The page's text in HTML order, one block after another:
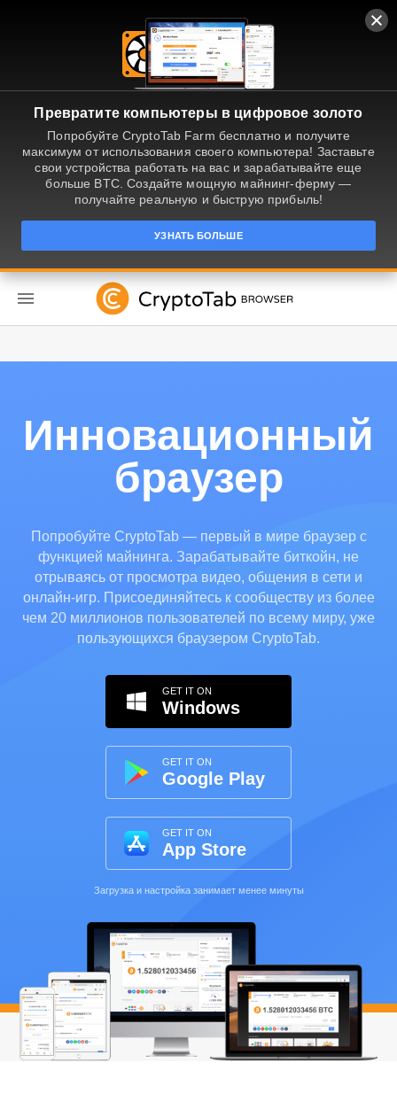
Превратите компьютеры в цифровое золото
Попробуйте CryptoTab Farm бесплатно и получите
максимум от использования своего компьютера! Заставьте
свои устройства работать на вас и зарабатывайте еще
больше BTC. Создайте мощную майнинг-ферму —
получайте реальную и быструю прибыль!
УЗНАТЬ БОЛЬШЕ
Инновационный
браузер
Попробуйте CryptoTab — первый в мире браузер с
функцией майнинга. Зарабатывайте биткойн, не
отрываясь от просмотра видео, общения в сети и
онлайн-игр. Присоединяйтесь к сообществу из более
чем 20 миллионов пользователей по всему миру, уже
пользующихся браузером CryptoTab.
GET IT ON
Windows
GET IT ON
Google Play
GET IT ON
App Store
Загрузка и настройка занимает менее минуты